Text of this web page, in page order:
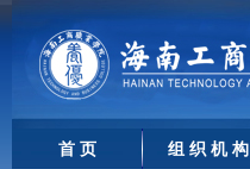
首 页 组 织 机 构